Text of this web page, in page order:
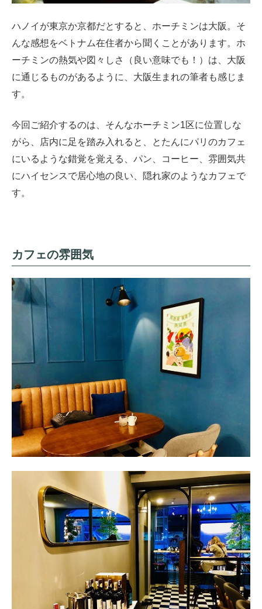
ハノイが東京か京都だとすると、ホーチミンは大阪。そ
んな感想をベトナム在住者から聞くことがあります。ホ
ーチミンの熱気や図々しさ（良い意味でも！）は、大阪
に通じるものがあるように、大阪生まれの筆者も感じま
す。
今回ご紹介するのは、そんなホーチミン1区に位置しな
がら、店内に足を踏み入れると、とたんにパリのカフェ
にいるような錯覚を覚える、パン、コーヒー、雰囲気共
にハイセンスで居心地の良い、隠れ家のようなカフェで
す。
カフェの雰囲気